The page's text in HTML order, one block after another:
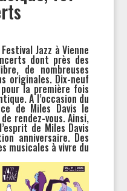
Jazz à Vienne
dont près des
de nombreuses
originales. Dix-neuf
la première fois
A l’occasion du
de Miles Davis le
rendez-vous. Ainsi,
de Miles Davis
anniversaire. Des
musicales à vivre du